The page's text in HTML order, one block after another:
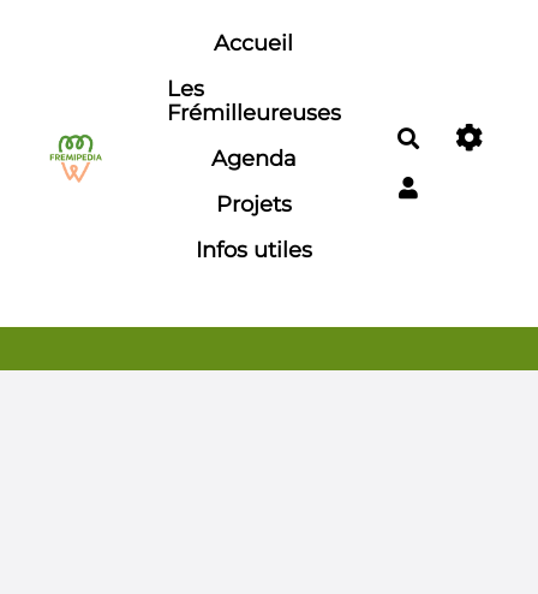
Aller au contenu principal
Accueil
Les
Frémilleureuses
Agenda
Projets
Infos utiles
Rechercher